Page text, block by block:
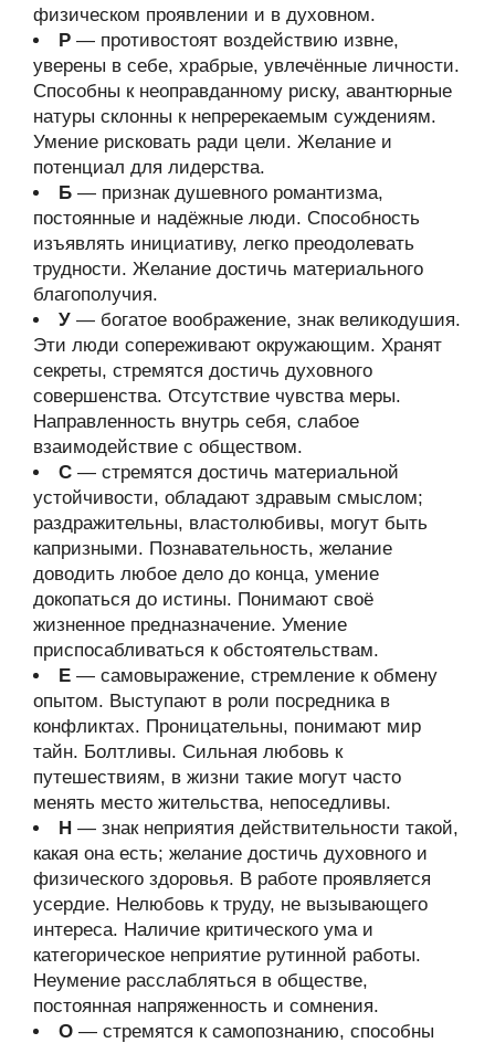
физическом проявлении и в духовном.
Р — противостоят воздействию извне,
уверены в себе, храбрые, увлечённые личности.
Способны к неоправданному риску, авантюрные
натуры склонны к непререкаемым суждениям.
Умение рисковать ради цели. Желание и
потенциал для лидерства.
Б — признак душевного романтизма,
постоянные и надёжные люди. Способность
изъявлять инициативу, легко преодолевать
трудности. Желание достичь материального
благополучия.
У — богатое воображение, знак великодушия.
Эти люди сопереживают окружающим. Хранят
секреты, стремятся достичь духовного
совершенства. Отсутствие чувства меры.
Направленность внутрь себя, слабое
взаимодействие с обществом.
С — стремятся достичь материальной
устойчивости, обладают здравым смыслом;
раздражительны, властолюбивы, могут быть
капризными. Познавательность, желание
доводить любое дело до конца, умение
докопаться до истины. Понимают своё
жизненное предназначение. Умение
приспосабливаться к обстоятельствам.
Е — самовыражение, стремление к обмену
опытом. Выступают в роли посредника в
конфликтах. Проницательны, понимают мир
тайн. Болтливы. Сильная любовь к
путешествиям, в жизни такие могут часто
менять место жительства, непоседливы.
Н — знак неприятия действительности такой,
какая она есть; желание достичь духовного и
физического здоровья. В работе проявляется
усердие. Нелюбовь к труду, не вызывающего
интереса. Наличие критического ума и
категорическое неприятие рутинной работы.
Неумение расслабляться в обществе,
постоянная напряженность и сомнения.
О — стремятся к самопознанию, способны